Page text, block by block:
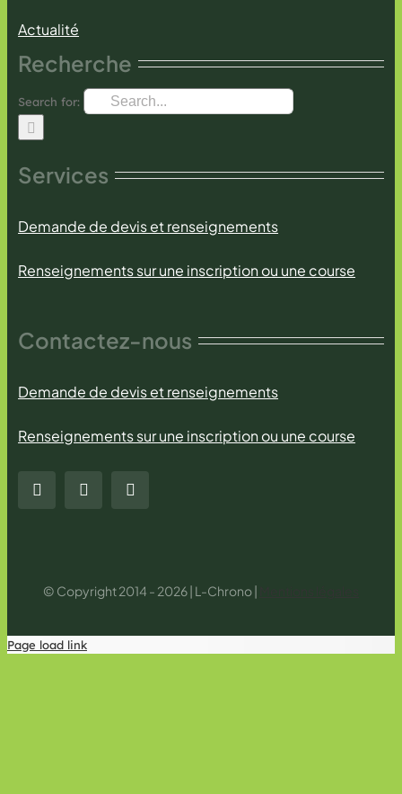
Actualité
Recherche
Search for:
Services
Demande de devis et renseignements
Renseignements sur une inscription ou une course
Contactez-nous
Demande de devis et renseignements
Renseignements sur une inscription ou une course
© Copyright 2014 - 2026 | L-Chrono |
Page load link